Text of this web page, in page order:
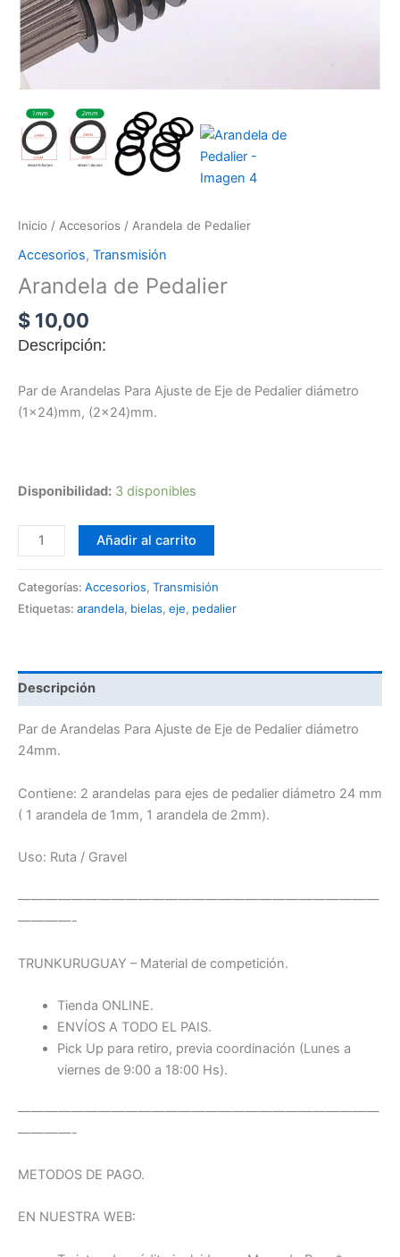
Inicio / Accesorios / Arandela de Pedalier
Accesorios, Transmisión
Arandela de Pedalier
$ 10,00
Descripción:
Par de Arandelas Para Ajuste de Eje de Pedalier diámetro
(1×24)mm, (2×24)mm.
Disponibilidad: 3 disponibles
Añadir al carrito
Categorías: Accesorios, Transmisión
Etiquetas: arandela, bielas, eje, pedalier
Descripción
Par de Arandelas Para Ajuste de Eje de Pedalier diámetro
24mm.
Contiene: 2 arandelas para ejes de pedalier diámetro 24 mm
( 1 arandela de 1mm, 1 arandela de 2mm).
Uso: Ruta / Gravel
———————————————————————————
————-
TRUNKURUGUAY – Material de competición.
Tienda ONLINE.
ENVÍOS A TODO EL PAIS.
Pick Up para retiro, previa coordinación (Lunes a
viernes de 9:00 a 18:00 Hs).
———————————————————————————
————-
METODOS DE PAGO.
EN NUESTRA WEB: